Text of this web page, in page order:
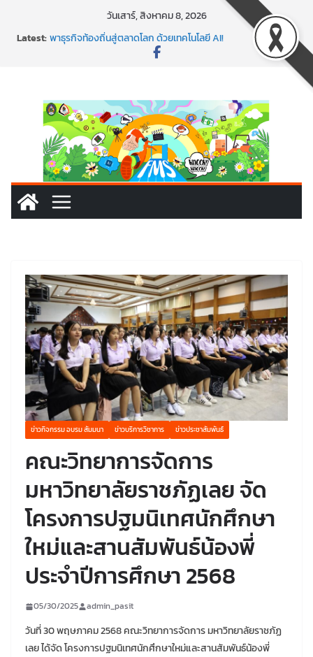
วันเสาร์, สิงหาคม 8, 2026
Latest:พาธุรกิจท้องถิ่นสู่ตลาดโลก ด้วยเทคโนโลยี AI!
SMEs ยุคนี้ ถ้าไม่ใช้ AI ถือว่าพลาดมาก!
พร้อมลุยแล้ว! ปักหมุดโรดแมป AI อัปสกิลธุรกิจให้พุ่งทะยาน
ข่าวกิจกรรม อบรม สัมมนา ข่าวบริการวิชาการ ข่าวประชาสัมพันธ์
คณะวิทยาการจัดการ
มหาวิทยาลัยราชภัฏเลย จัด
โครงการปฐมนิเทศนักศึกษา
ใหม่และสานสัมพันธ์น้องพี่
ประจำปีการศึกษา 2568
05/30/2025 admin_pasit
วันที่ 30 พฤษภาคม 2568 คณะวิทยาการจัดการ มหาวิทยาลัยราชภัฏ
เลย ได้จัด โครงการปฐมนิเทศนักศึกษาใหม่และสานสัมพันธ์น้องพี่